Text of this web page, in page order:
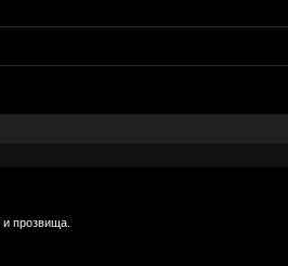
прозвища.